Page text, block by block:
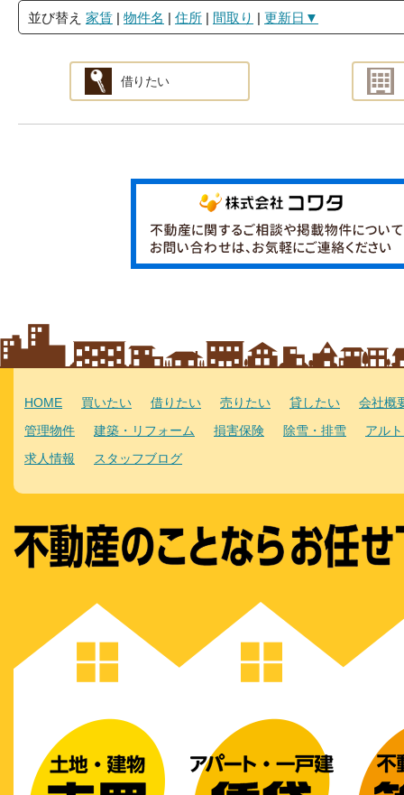
並び替え 家賃 | 物件名 | 住所 | 間取り | 更新日▼
借りたい
HOME 買いたい 借りたい 売りたい 貸したい 会社概
管理物件 建築・リフォーム 損害保険 除雪・排雪 アル
求人情報 スタッフブログ